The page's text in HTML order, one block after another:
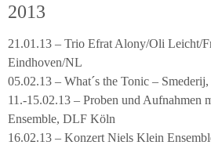
2013
21.01.13 – Trio Efrat Alony/Oli Leicht/
Eindhoven/NL
05.02.13 – What´s the Tonic –
11.-15.02.13 – Proben und Aufnahmen
Ensemble, DLF Köln
16.02.13 – Konzert Niels Klein